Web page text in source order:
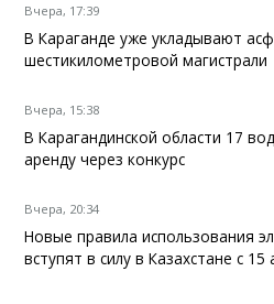
Вчера, 17:39
В Караганде уже укладывают
шестикилометровой магистрали
Вчера, 15:38
В Карагандинской области 17
аренду через конкурс
Вчера, 20:34
Новые правила использования
вступят в силу в Казахстане с 15